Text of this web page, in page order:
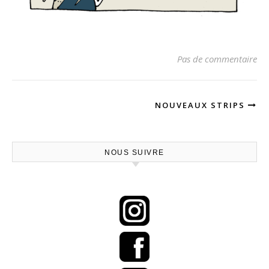
Pas de commentaire
NOUVEAUX STRIPS
NOUS SUIVRE